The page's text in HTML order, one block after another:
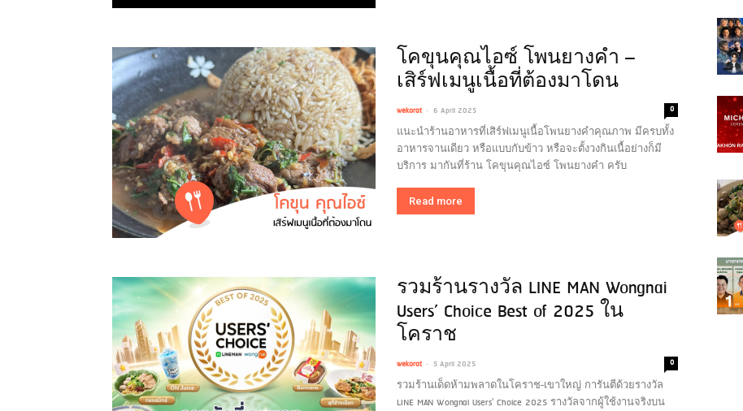
โคขุนคุณไอซ์ โพนยางคำ –
เสิร์ฟเมนูเนื้อที่ต้องมาโดน
wekorat - 6 April 2025 0
แนะนำร้านอาหารที่เสิร์ฟเมนูเนื้อโพนยางคำคุณภาพ มีครบทั้ง
อาหารจานเดียว หรือแบบกับข้าว หรือจะตั้งวงกินเนื้อย่างก็มี
บริการ มากันที่ร้าน โคขุนคุณไอซ์ โพนยางคำ ครับ
Read more
รวมร้านรางวัล LINE MAN Wongnai
Users’ Choice Best of 2025 ใน
โคราช
wekorat - 5 April 2025 0
รวมร้านเด็ดห้ามพลาดในโคราช-เขาใหญ่ การันตีด้วยรางวัล
LINE MAN Wongnai Users' Choice 2025 รางวัลจากผู้ใช้งานจริงบน